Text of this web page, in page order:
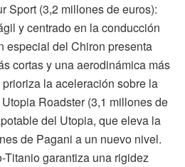
Sport (3,2 millones de euros):
y centrado en la conducción
especial del Chiron presenta
cortas y una aerodinámica más
la aceleración sobre la
Roadster (3,1 millones de
del Utopia, que eleva la
de Pagani a un nuevo nivel.
Titanio garantiza una rigidez